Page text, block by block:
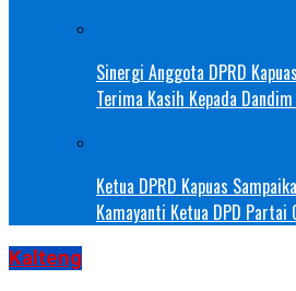
Sinergi Anggota DPRD
Terima Kasih Kepada
Ketua DPRD Kapuas
Kamayanti Ketua DPD
Kalteng